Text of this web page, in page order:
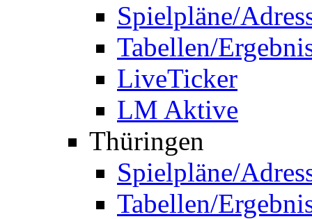
Spielpläne/
Tabellen/
LiveTicker
LM Aktive
Thüringen
Spielpläne/
Tabellen/